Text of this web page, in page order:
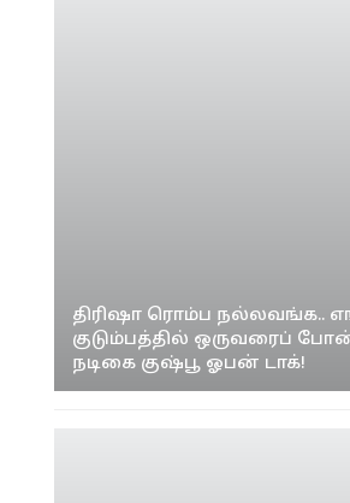
திரிஷா ரொம்ப நல்லவங்க..
குடும்பத்தில் ஒருவரைப்
நடிகை குஷ்பூ ஓபன் டாக்!